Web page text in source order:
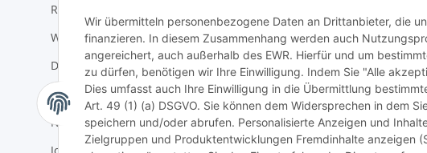
Retouren / Rückgabe
Widerrufsrecht
Datenschutz
AGB
Newsletter
TiDis PC &
TiDis eScooter
TiDis Dienstausweis
TiDis Lizenssystem
GIC (German Ink
Wir übermitteln personenbezogene Daten an Drittanbieter, die
finanzieren. In diesem Zusammenhang werden auch
angereichert, auch außerhalb des EWR. Hierfür und um
zu dürfen, benötigen wir Ihre Einwilligung. Indem Sie "Alle
Dies umfasst auch Ihre Einwilligung in die Übermittlung
Art. 49 (1) (a) DSGVO. Sie können dem Widersprechen in dem
speichern und/oder abrufen. Personalisierte Anzeigen und
Zielgruppen und Produktentwicklungen Fremdinhalte anzeigen